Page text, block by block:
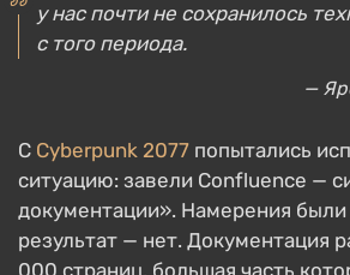
у нас почти не сохранилось
с того периода.
—
С Cyberpunk 2077 попытались
ситуацию: завели Confluence —
документации». Намерения
результат — нет. Документация
000 страниц, большая часть